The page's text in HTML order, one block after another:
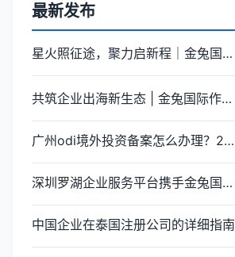
最新发布
星火照征途，聚力启新程｜金兔国际井冈山红色研学团建圆满收官
共筑企业出海新生态 | 金兔国际作为代表单位亮相宝安区出海服务中心揭牌仪式
广州odi境外投资备案怎么办理？2026年最新流程详解
深圳罗湖企业服务平台携手金兔国际ODI备案专家,共建跨境出海全链条服务新生态
中国企业在泰国注册公司的详细指南